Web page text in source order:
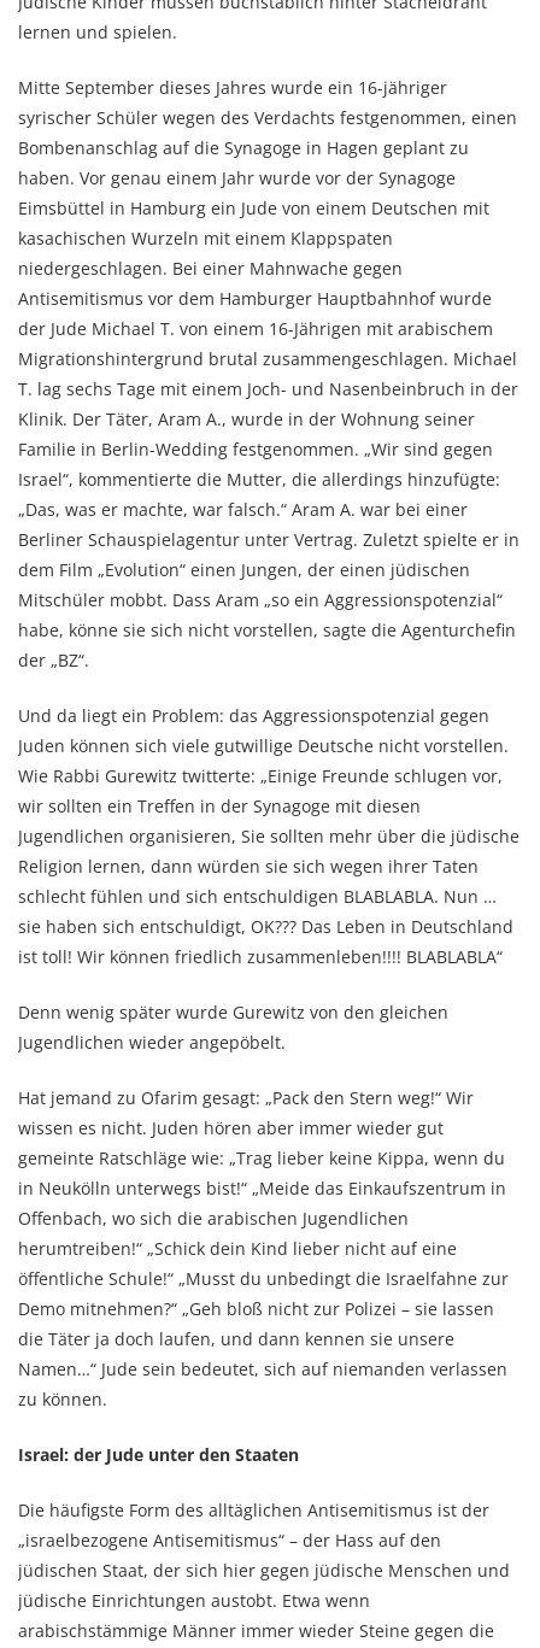
lernen und spielen.
Mitte September dieses Jahres wurde ein 16-jähriger
syrischer Schüler wegen des Verdachts festgenommen, einen
Bombenanschlag auf die Synagoge in Hagen geplant zu
haben. Vor genau einem Jahr wurde vor der Synagoge
Eimsbüttel in Hamburg ein Jude von einem Deutschen mit
kasachischen Wurzeln mit einem Klappspaten
niedergeschlagen. Bei einer Mahnwache gegen
Antisemitismus vor dem Hamburger Hauptbahnhof wurde
der Jude Michael T. von einem 16-Jährigen mit arabischem
Migrationshintergrund brutal zusammengeschlagen. Michael
T. lag sechs Tage mit einem Joch- und Nasenbeinbruch in der
Klinik. Der Täter, Aram A., wurde in der Wohnung seiner
Familie in Berlin-Wedding festgenommen. „Wir sind gegen
Israel“, kommentierte die Mutter, die allerdings hinzufügte:
„Das, was er machte, war falsch.“ Aram A. war bei einer
Berliner Schauspielagentur unter Vertrag. Zuletzt spielte er in
dem Film „Evolution“ einen Jungen, der einen jüdischen
Mitschüler mobbt. Dass Aram „so ein Aggressionspotenzial“
habe, könne sie sich nicht vorstellen, sagte die Agenturchefin
der „BZ“.
Und da liegt ein Problem: das Aggressionspotenzial gegen
Juden können sich viele gutwillige Deutsche nicht vorstellen.
Wie Rabbi Gurewitz twitterte: „Einige Freunde schlugen vor,
wir sollten ein Treffen in der Synagoge mit diesen
Jugendlichen organisieren, Sie sollten mehr über die jüdische
Religion lernen, dann würden sie sich wegen ihrer Taten
schlecht fühlen und sich entschuldigen BLABLABLA. Nun …
sie haben sich entschuldigt, OK??? Das Leben in Deutschland
ist toll! Wir können friedlich zusammenleben!!!! BLABLABLA“
Denn wenig später wurde Gurewitz von den gleichen
Jugendlichen wieder angepöbelt.
Hat jemand zu Ofarim gesagt: „Pack den Stern weg!“ Wir
wissen es nicht. Juden hören aber immer wieder gut
gemeinte Ratschläge wie: „Trag lieber keine Kippa, wenn du
in Neukölln unterwegs bist!“ „Meide das Einkaufszentrum in
Offenbach, wo sich die arabischen Jugendlichen
herumtreiben!“ „Schick dein Kind lieber nicht auf eine
öffentliche Schule!“ „Musst du unbedingt die Israelfahne zur
Demo mitnehmen?“ „Geh bloß nicht zur Polizei – sie lassen
die Täter ja doch laufen, und dann kennen sie unsere
Namen…“ Jude sein bedeutet, sich auf niemanden verlassen
zu können.
Israel: der Jude unter den Staaten
Die häufigste Form des alltäglichen Antisemitismus ist der
„israelbezogene Antisemitismus“ – der Hass auf den
jüdischen Staat, der sich hier gegen jüdische Menschen und
jüdische Einrichtungen austobt. Etwa wenn
arabischstämmige Männer immer wieder Steine gegen die